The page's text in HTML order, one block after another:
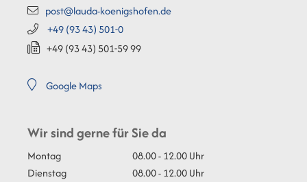
post@lauda-koenigshofen.de
+49 (9343) 501-0
+49 (9343) 501-5999
Google Maps
Wir sind gerne für Sie da
Montag
08.00 - 12.00 Uhr
Dienstag
08.00 - 12.00 Uhr